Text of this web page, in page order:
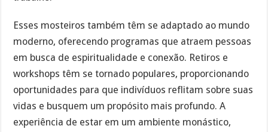
Esses mosteiros também têm se adaptado ao mundo
moderno, oferecendo programas que atraem pessoas
em busca de espiritualidade e conexão. Retiros e
workshops têm se tornado populares, proporcionando
oportunidades para que indivíduos reflitam sobre suas
vidas e busquem um propósito mais profundo. A
experiência de estar em um ambiente monástico,